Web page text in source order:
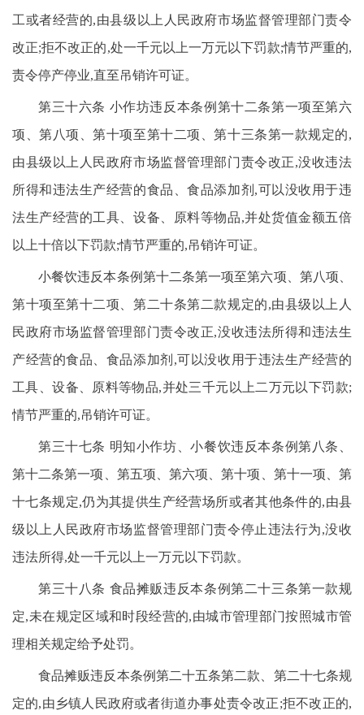
工或者经营的,由县级以上人民政府市场监督管理部门责令
改正;拒不改正的,处一千元以上一万元以下罚款;情节严重的,
责令停产停业,直至吊销许可证。
第三十六条 小作坊违反本条例第十二条第一项至第六
项、第八项、第十项至第十二项、第十三条第一款规定的,
由县级以上人民政府市场监督管理部门责令改正,没收违法
所得和违法生产经营的食品、食品添加剂,可以没收用于违
法生产经营的工具、设备、原料等物品,并处货值金额五倍
以上十倍以下罚款;情节严重的,吊销许可证。
小餐饮违反本条例第十二条第一项至第六项、第八项、
第十项至第十二项、第二十条第二款规定的,由县级以上人
民政府市场监督管理部门责令改正,没收违法所得和违法生
产经营的食品、食品添加剂,可以没收用于违法生产经营的
工具、设备、原料等物品,并处三千元以上二万元以下罚款;
情节严重的,吊销许可证。
第三十七条 明知小作坊、小餐饮违反本条例第八条、
第十二条第一项、第五项、第六项、第十项、第十一项、第
十七条规定,仍为其提供生产经营场所或者其他条件的,由县
级以上人民政府市场监督管理部门责令停止违法行为,没收
违法所得,处一千元以上一万元以下罚款。
第三十八条 食品摊贩违反本条例第二十三条第一款规
定,未在规定区域和时段经营的,由城市管理部门按照城市管
理相关规定给予处罚。
食品摊贩违反本条例第二十五条第二款、第二十七条规
定的,由乡镇人民政府或者街道办事处责令改正;拒不改正的,